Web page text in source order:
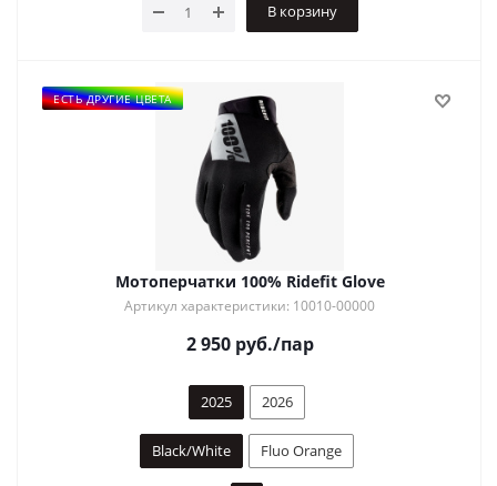
В корзину
ЕСТЬ ДРУГИЕ ЦВЕТА
Мотоперчатки 100% Ridefit Glove
Артикул характеристики: 10010-00000
2 950руб./пар
2025 2026
Black/White Fluo Orange